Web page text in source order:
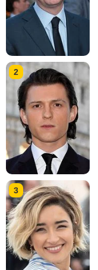
2
3